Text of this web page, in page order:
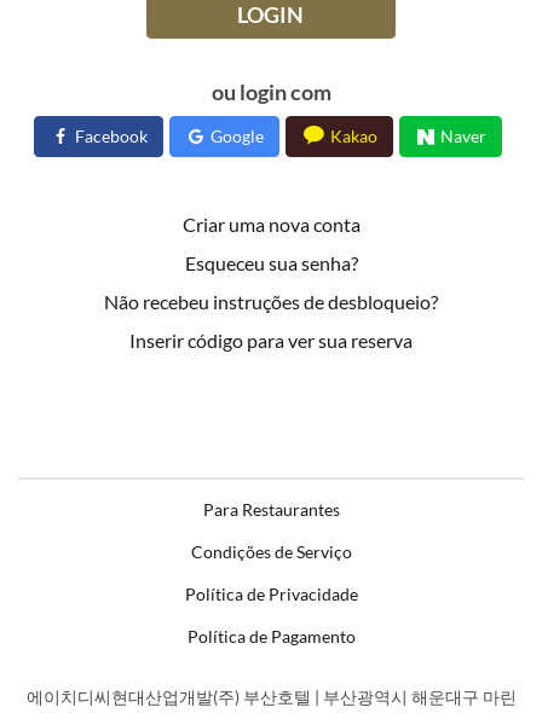
LOGIN
ou login com
Facebook Google Kakao Naver
Criar uma nova conta
Esqueceu sua senha?
Não recebeu instruções de desbloqueio?
Inserir código para ver sua reserva
Para Restaurantes
Condições de Serviço
Política de Privacidade
Política de Pagamento
에이치디씨현대산업개발(주) 부산호텔 | 부산광역시 해운대구 마린